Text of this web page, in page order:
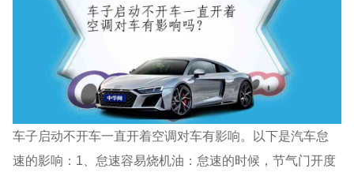
车子启动不开车一直开着空调对车有影响。以下是汽车怠
速的影响：1、怠速容易烧机油：怠速的时候，节气门开度